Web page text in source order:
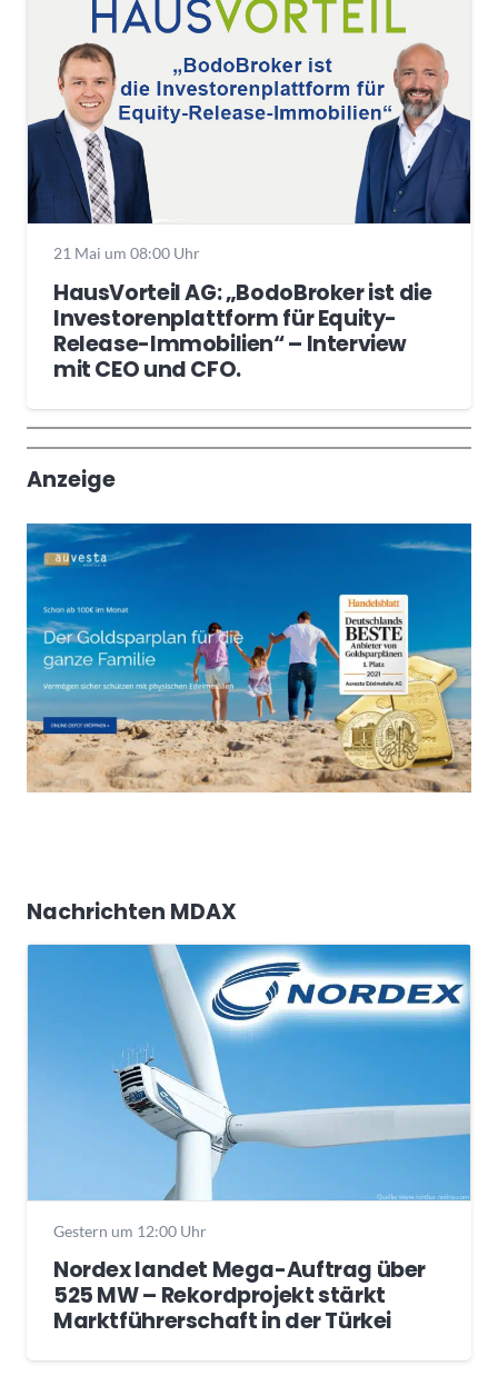
21 Mai um 08:00 Uhr
HausVorteil AG: „BodoBroker ist die
Investorenplattform für Equity-
Release-Immobilien“ – Interview
mit CEO und CFO.
Wochenrückblick
Trendthemen
Anzeige
Nachrichten MDAX
Gestern um 12:00 Uhr
Nordex landet Mega-Auftrag über
525 MW – Rekordprojekt stärkt
Marktführerschaft in der Türkei